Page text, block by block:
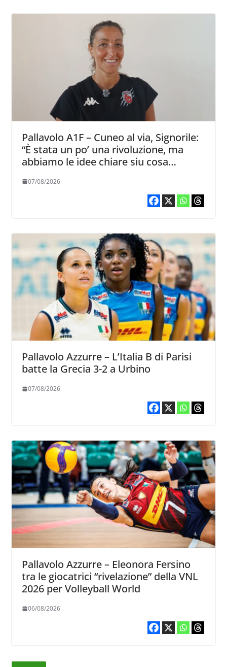
Pallavolo A1F – Cuneo al via, Signorile:
“È stata un po’ una rivoluzione, ma
abbiamo le idee chiare siu cosa
07/08/2026
Pallavolo Azzurre – L’Italia B di Parisi
batte la Grecia 3-2 a Urbino
07/08/2026
Pallavolo Azzurre – Eleonora Fersino
tra le giocatrici “rivelazione” della VNL
2026 per Volleyball World
06/08/2026